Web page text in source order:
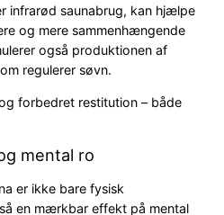
infrarød saunabrug, kan hjælpe
og mere sammenhængende
også produktionen af
regulerer søvn.
forbedret restitution – både
mental ro
er ikke bare fysisk
en mærkbar effekt på mental